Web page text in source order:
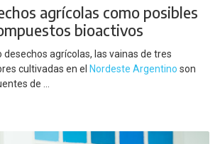
agrícolas como posibles
bioactivos
agrícolas, las vainas de tres
cultivadas en el Nordeste Argentino son
de ...